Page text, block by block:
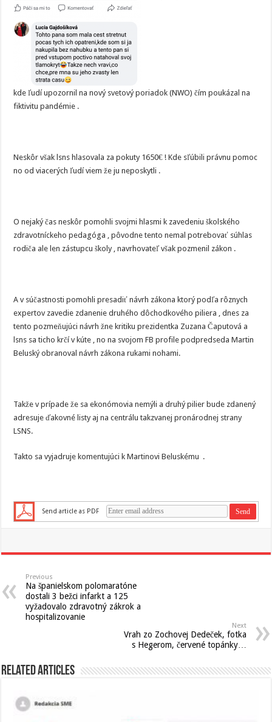
kde ľudí upozornil na nový svetový poriadok (NWO) čím poukázal na
fiktivitu pandémie .
Neskôr však lsns hlasovala za pokuty 1650€ ! Kde sľúbili právnu pomoc
no od viacerých ľudí viem že ju neposkytli .
O nejaký čas neskôr pomohli svojmi hlasmi k zavedeniu školského
zdravotníckeho pedagóga , pôvodne tento nemal potrebovať súhlas
rodiča ale len zástupcu školy , navrhovateľ však pozmenil zákon .
A v súčastnosti pomohli presadiť návrh zákona ktorý podľa rôznych
expertov zavedie zdanenie druhého dôchodkového piliera , dnes za
tento pozmeňujúci návrh žne kritiku prezidentka Zuzana Čaputová a
lsns sa ticho krčí v kúte , no na svojom FB profile podpredseda Martin
Beluský obranoval návrh zákona rukami nohami.
Takže v prípade že sa ekonómovia nemýli a druhý pilier bude zdanený
adresuje ďakovné listy aj na centrálu takzvanej pronárodnej strany
LSNS.
Takto sa vyjadruje komentujúci k Martinovi Beluskému .
Send article as PDF
Previous
Na španielskom polomaratóne
dostali 3 bežci infarkt a 125
vyžadovalo zdravotný zákrok a
hospitalizovanie
Next
Vrah zo Zochovej Dedeček, fotka
s Hegerom, červené topánky…
Related Articles